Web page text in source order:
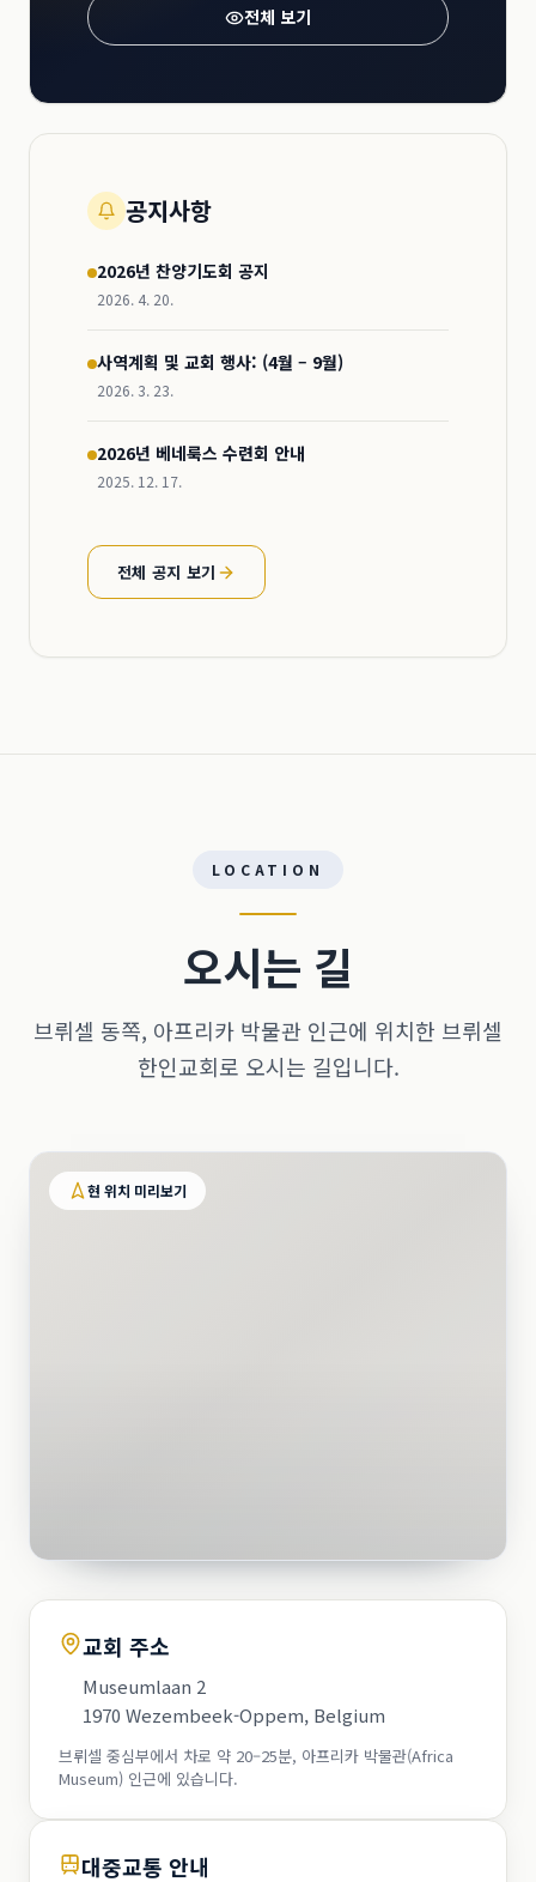
전체 보기
공지사항
2026년 찬양기도회 공지
2026. 4. 20.
사역계획 및 교회 행사: (4월 – 9월)
2026. 3. 23.
2026년 베네룩스 수련회 안내
2025. 12. 17.
전체 공지 보기
LOCATION
오시는 길
브뤼셀 동쪽, 아프리카 박물관 인근에 위치한 브뤼셀
한인교회로 오시는 길입니다.
현 위치 미리보기
교회 주소
Museumlaan 2
1970 Wezembeek-Oppem, Belgium
브뤼셀 중심부에서 차로 약 20–25분, 아프리카 박물관(Africa
Museum) 인근에 있습니다.
대중교통 안내